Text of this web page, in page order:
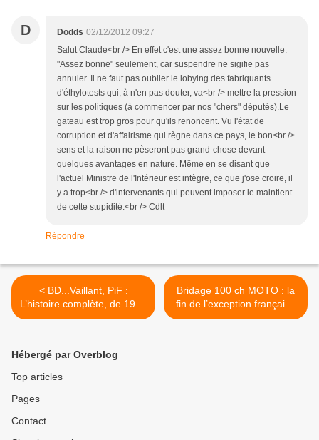
D Dodds 02/12/2012 09:27
Salut Claude<br /> En effet c'est une assez bonne nouvelle.
"Assez bonne" seulement, car suspendre ne sigifie pas
annuler. Il ne faut pas oublier le lobying des fabriquants
d'éthylotests qui, à n'en pas douter, va<br /> mettre la pression
sur les politiques (à commencer par nos "chers" députés).Le
gateau est trop gros pour qu'ils renoncent. Vu l'état de
corruption et d'affairisme qui règne dans ce pays, le bon<br />
sens et la raison ne pèseront pas grand-chose devant
quelques avantages en nature. Même en se disant que
l'actuel Ministre de l'Intérieur est intègre, ce que j'ose croire, il
y a trop<br /> d'intervenants qui peuvent imposer le maintient
de cette stupidité.<br /> Cdlt
Répondre
< BD...Vaillant, PiF :
L’histoire complète, de 1901
à 1994
Bridage 100 ch MOTO : la
fin de l’exception française
>
Hébergé par Overblog
Top articles
Pages
Contact